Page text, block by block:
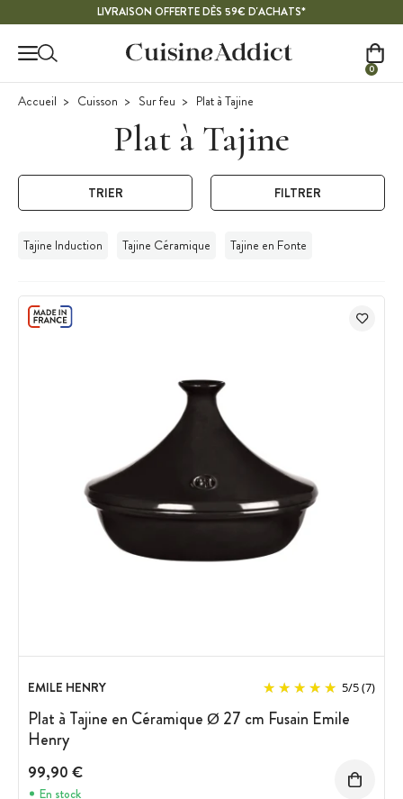
LIVRAISON OFFERTE DÈS 59€ D'ACHATS*
0
Accueil Cuisson Sur feu Plat à Tajine
Plat à Tajine
TRIER FILTRER
Tajine Induction Tajine Céramique Tajine en Fonte
EMILE HENRY 5/5(7)
Plat à Tajine en Céramique Ø 27 cm Fusain Emile
Henry
99,90 €
En stock